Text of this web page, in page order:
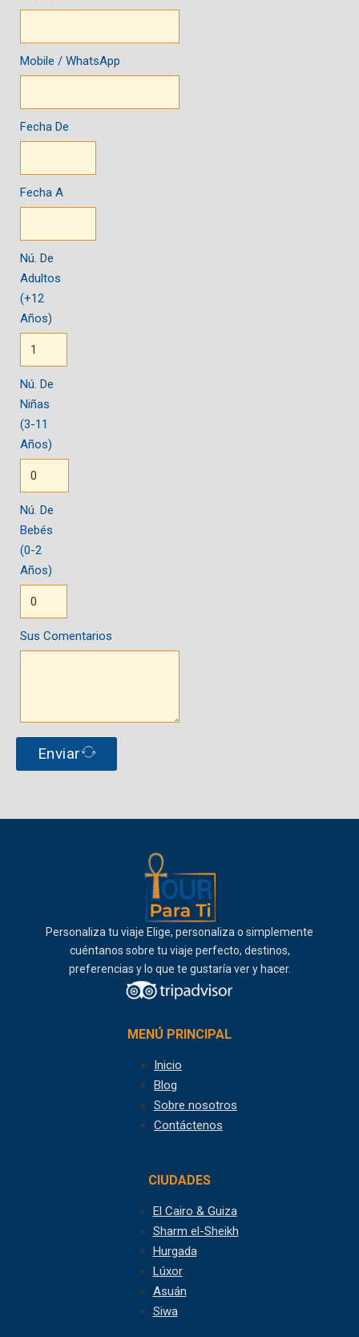
Mobile / WhatsApp
Fecha De
Fecha A
Nú. De
Adultos
(+12
Años)
Nú. De
Niñas
(3-11
Años)
Nú. De
Bebés
(0-2
Años)
Sus Comentarios
Enviar
Personaliza tu viaje Elige, personaliza o simplemente
cuéntanos sobre tu viaje perfecto, destinos,
preferencias y lo que te gustaría ver y hacer.
MENÚ PRINCIPAL
Inicio
Blog
Sobre nosotros
Contáctenos
CIUDADES
El Cairo & Guiza
Sharm el-Sheikh
Hurgada
Lúxor
Asuán
Siwa